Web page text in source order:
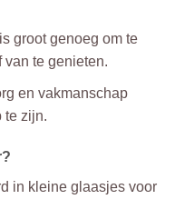
groot genoeg om te
van te genieten.
en vakmanschap
te zijn.
in kleine glaasjes voor